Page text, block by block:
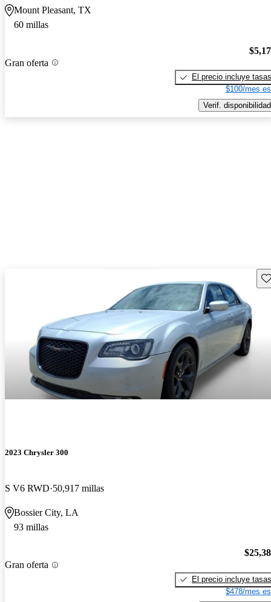
Mount Pleasant, TX
60 millas
Gran oferta
El precio incluye tasas
$100/mes
Verif. disponibilidad
2023 Chrysler 300
S V6 RWD 50,917 millas
Bossier City, LA
93 millas
Gran oferta
El precio incluye tasas
$478/mes